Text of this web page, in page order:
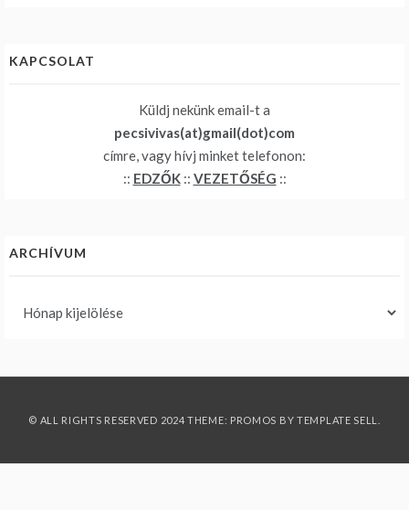
KAPCSOLAT
Küldj nekünk email-t a
pecsivivas(at)gmail(dot)com
címre, vagy hívj minket telefonon:
:: EDZŐK:: VEZETŐSÉG ::
ARCHÍVUM
© ALL RIGHTS RESERVED 2024 THEME: PROMOS BY TEMPLATE SELL